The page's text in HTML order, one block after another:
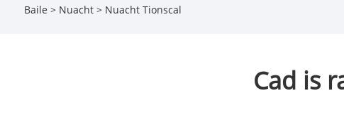
Baile > Nuacht> Nuacht Tionscal
Cad is